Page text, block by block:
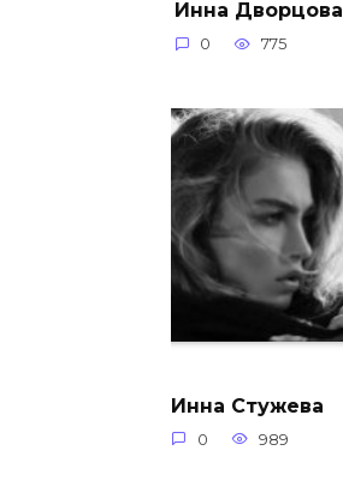
Инна Дворцова
0 775
Инна Стужева
0 989